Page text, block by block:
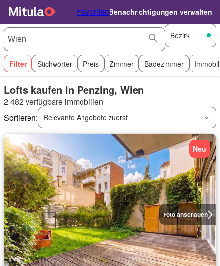
FavoritenBenachrichtigungen verwalten
Bezirk
Filter Stichwörter Preis Zimmer Badezimmer
Lofts kaufen in Penzing, Wien
2 482 verfügbare immobilien
Sortieren:
Relevante Angebote zuerst
Foto anschauen
Neu